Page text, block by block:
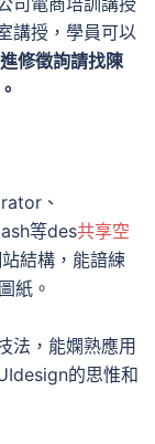
講授，學員可以
修徵詢請找陳
、
等des共享空
結構，能諳練
紙。
法，能嫻熟應用
的思惟和